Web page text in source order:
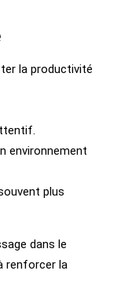
la productivité
environnement
plus
dans le
renforcer la